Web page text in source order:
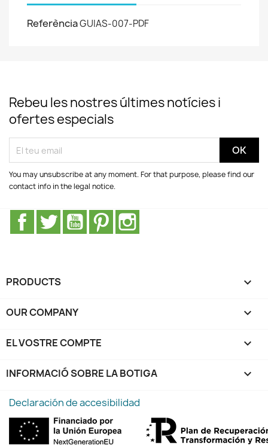
ReferènciaGUIAS-007-PDF
Rebeu les nostres últimes notícies i
ofertes especials
You may unsubscribe at any moment. For that purpose, please find our
contact info in the legal notice.
Facebook
Twitter YouTubePinterest
PRODUCTS 
OUR COMPANY 
EL VOSTRE COMPTE 
INFORMACIÓ SOBRE LA BOTIGA keyboard_arrow_down
Declaración de accesibilidad